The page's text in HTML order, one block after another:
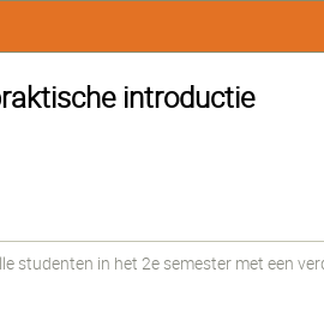
introductie
in het 2e semester met een